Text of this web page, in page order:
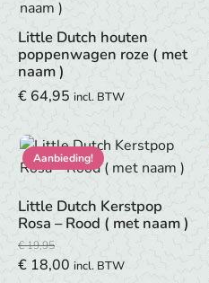
Little Dutch houten
poppenwagen roze ( met
naam )
€ 64,95 incl. BTW
Aanbieding!
Little Dutch Kerstpop
Rosa – Rood ( met naam )
€19,95
Oorspronkelijke
€ 18,00 Huidige
incl. BTW